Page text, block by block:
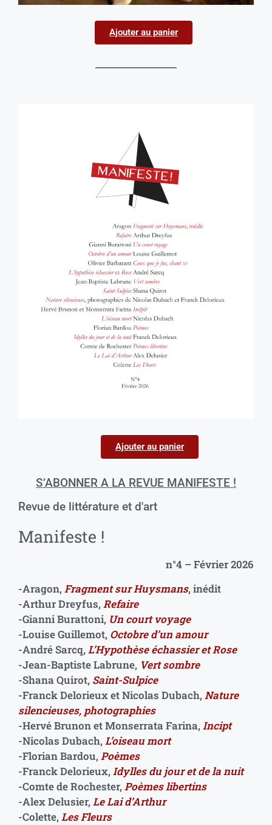
Ajouter au panier
Ajouter au panier
S’ABONNER A LA REVUE MANIFESTE !
Revue de littérature et d'art
Manifeste !
n°4 – Février 2026
-Aragon,Fragment sur Huysmans, inédit
-Arthur Dreyfus,Refaire
-Gianni Burattoni, Un court voyage
-Louise Guillemot, Octobre d’un amour
-André Sarcq,L’Hypothèse échassier et Rose
-Jean-Baptiste Labrune, Vert sombre
-Shana Quirot, Saint-Sulpice
-Franck Delorieux et Nicolas Dubach,Nature
silencieuses, photographies
-Hervé Brunon et Monserrata Farina,Incipt
-Nicolas Dubach,L’oiseau mort
-Florian Bardou,Poèmes
-Franck Delorieux,Idylles du jour et de la nuit
-Comte de Rochester,Poèmes libertins
-Alex Delusier,Le Lai d’Arthur
-Colette,Les Fleurs